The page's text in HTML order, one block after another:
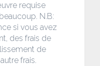
requise
N.B:
si vous avez
des frais de
de
frais.